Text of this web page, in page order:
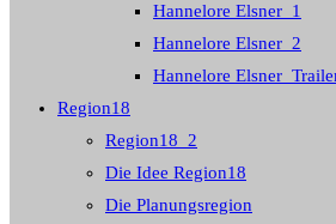
Hannelore Elsner_1
Hannelore Elsner_2
Hannelore
Region18
Region18_2
Die Idee Region18
Die Planungsregion